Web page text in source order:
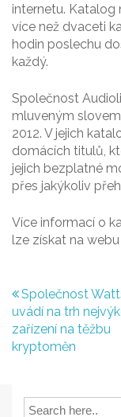
internetu. Katalog
více než dvaceti
hodin poslechu
každý.
Společnost
mluveným
2012. V jejich
domácích titulů,
jejich bezplatné
přes jakýkoliv
Více informací o
lze získat na webu
Navigace
pro
příspěvek
Společnost
uvádí na trh
zařízení na těžbu
kryptoměn